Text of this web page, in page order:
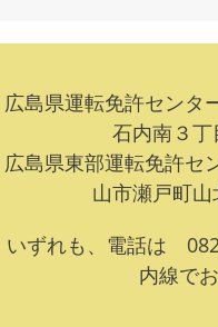
広島県運転免許セン
石内南３
広島県東部運転免許
山市瀬戸町
いずれも、電話は
内線で